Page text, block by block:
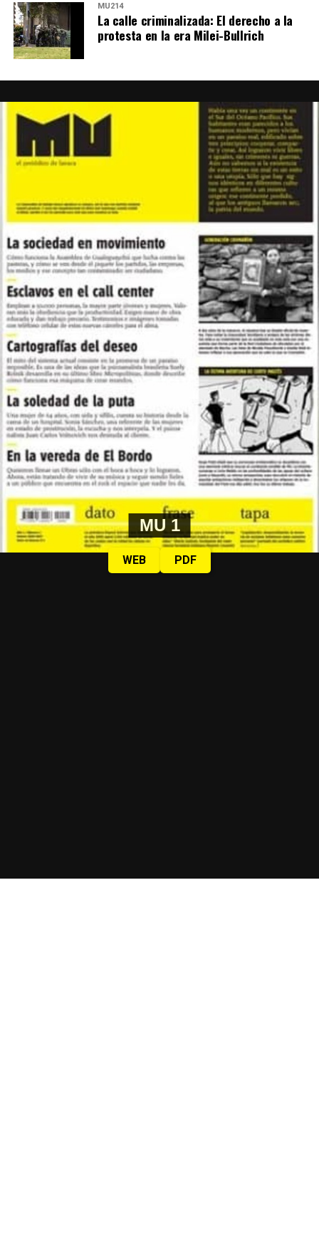
Las mujeres de Córdoba ganando las calles, pese a la lluvia, y pese a
todo.Fotos: Nany Palazzini /lavaca.org
con que esté garantizado de antemano para acudir:
vamos.
Foto: Juan Valeiro/ lavaca.org
MU214
La calle criminalizada: El derecho a la
protesta en la era Milei-Bullrich
MU 1
WEB PDF